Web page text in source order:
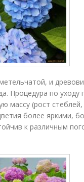
и
Процедура по уходу
массу (рост
более яркими,
к различным